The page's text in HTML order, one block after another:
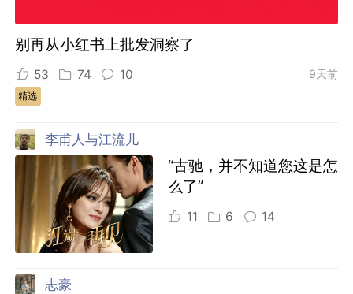
别再从小红书上批发洞察了
53 74 10 9天前
精选
李甫人与江流儿
“古驰，并不知道您这是怎
么了”
11 6 14
志豪